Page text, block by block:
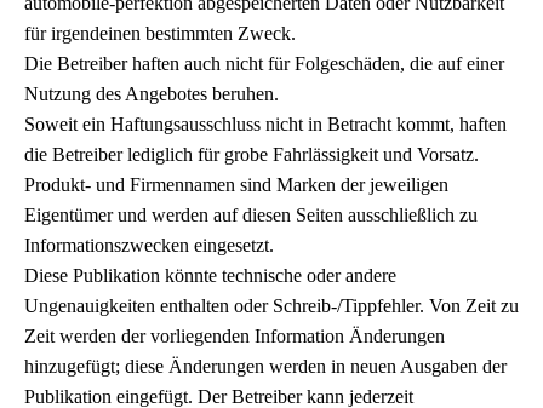
für irgendeinen bestimmten Zweck.
Die Betreiber haften auch nicht für Folgeschäden, die auf einer
Nutzung des Angebotes beruhen.
Soweit ein Haftungsausschluss nicht in Betracht kommt, haften
die Betreiber lediglich für grobe Fahrlässigkeit und Vorsatz.
Produkt- und Firmennamen sind Marken der jeweiligen
Eigentümer und werden auf diesen Seiten ausschließlich zu
Informationszwecken eingesetzt.
Diese Publikation könnte technische oder andere
Ungenauigkeiten enthalten oder Schreib-/Tippfehler. Von Zeit zu
Zeit werden der vorliegenden Information Änderungen
hinzugefügt; diese Änderungen werden in neuen Ausgaben der
Publikation eingefügt. Der Betreiber kann jederzeit